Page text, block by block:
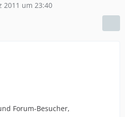
2011 um 23:40
Forum-Besucher,